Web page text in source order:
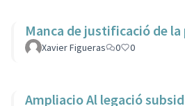
Manca de justificació de
Xavier Figueras 0 0
Ampliacio Al legació